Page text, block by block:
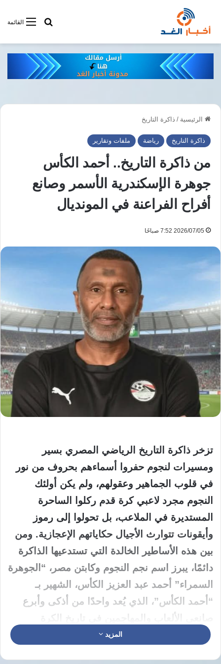
القائمةأبحت فى
الرئيسية / ذاكرة التاريخ
ذاكرة التاريخ رياضة ملفات وتقارير
من ذاكرة التاريخ.. أحمد الكأس
جوهرة الإسكندرية الأسمر وصانع
أفراح الفراعنة في المونديال
2026/07/05 7:52 صباحًا
تزخر ذاكرة التاريخ الرياضي المصري بسير
ومسيرات لنجوم حفروا أسماءهم بحروف من نور
في قلوب الجماهير وعقولهم، ولم يكن أولئك
النجوم مجرد لاعبي كرة قدم ركلوا الساحرة
المستديرة في الملاعب، بل تحولوا إلى رموز
وأيقونات تتوارث الأجيال حكاياتهم الإعجازية. ومن
بين هذه الأساطير الخالدة التي تستدعيها الذاكرة
دائمًا، يبرز اسم نجم النجوم وكابتن مصر، “الجوهرة
السمراء” أحمد عبد العزيز الكأس، الشهير بـ
“أحمد الكأس”، الذي يُعد واحدًا من أذكى وأبرع
الأفريقية والمصرية عبر كل العصور والمراحل
المزيد